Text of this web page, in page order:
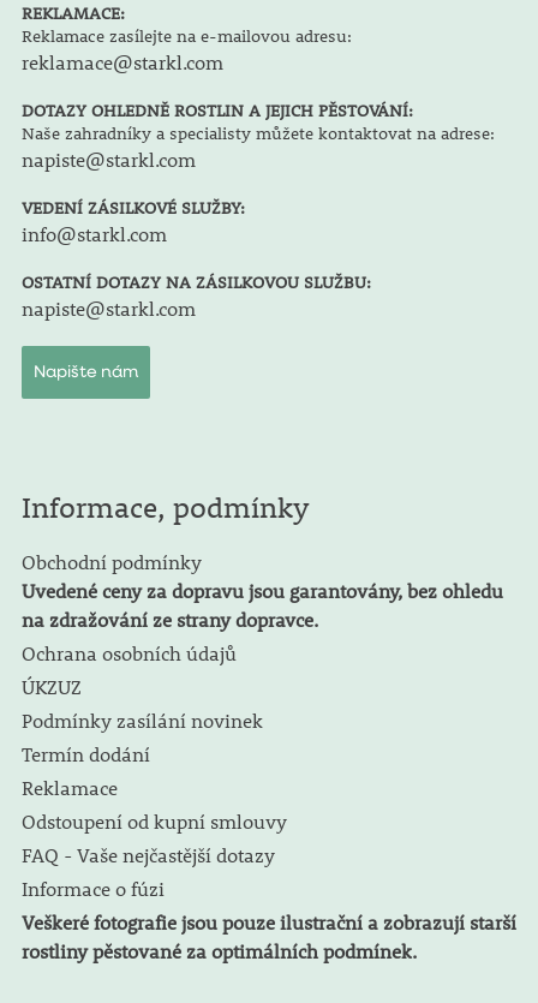
REKLAMACE:
Reklamace zasílejte na e-mailovou adresu:
reklamace@starkl.com
DOTAZY OHLEDNĚ ROSTLIN A JEJICH PĚSTOVÁNÍ:
Naše zahradníky a specialisty můžete kontaktovat na adrese:
napiste@starkl.com
VEDENÍ ZÁSILKOVÉ SLUŽBY:
info@starkl.com
OSTATNÍ DOTAZY NA ZÁSILKOVOU SLUŽBU:
napiste@starkl.com
Napište nám
Informace, podmínky
Obchodní podmínky
Uvedené ceny za dopravu jsou garantovány, bez ohledu
na zdražování ze strany dopravce.
Ochrana osobních údajů
ÚKZUZ
Podmínky zasílání novinek
Termín dodání
Reklamace
Odstoupení od kupní smlouvy
FAQ - Vaše nejčastější dotazy
Informace o fúzi
Veškeré fotografie jsou pouze ilustrační a zobrazují starší
rostliny pěstované za optimálních podmínek.